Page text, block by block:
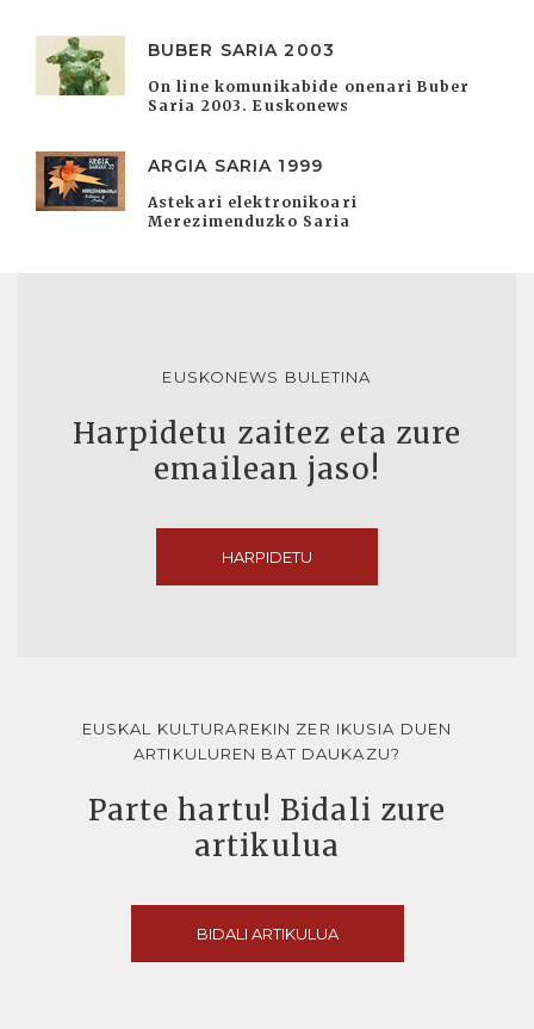
BUBER SARIA 2003
On line komunikabide onenari Buber
Saria 2003. Euskonews
ARGIA SARIA 1999
Astekari elektronikoari
Merezimenduzko Saria
EUSKONEWS BULETINA
Harpidetu zaitez eta zure
emailean jaso!
HARPIDETU
EUSKAL KULTURAREKIN ZER IKUSIA DUEN
ARTIKULUREN BAT DAUKAZU?
Parte hartu! Bidali zure
artikulua
BIDALI ARTIKULUA